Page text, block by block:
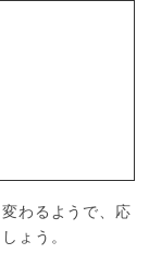
わるようで、応
ょう。